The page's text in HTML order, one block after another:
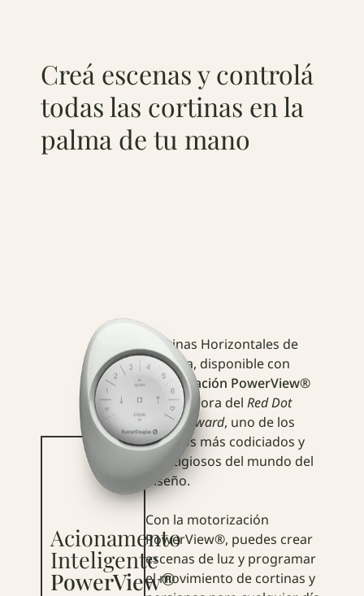
Creá escenas y controlá
todas las cortinas en la
palma de tu mano
Acionamento
Inteligente
PowerView®
Cortinas Horizontales de
Madera, disponible con
motorización PowerView®
— ganadora delRed Dot
Design Award, uno de los
premios más codiciados y
prestigiosos del mundo del
diseño.
Con la motorización
PowerView®, puedes crear
escenas de luz y programar
el movimiento de cortinas y